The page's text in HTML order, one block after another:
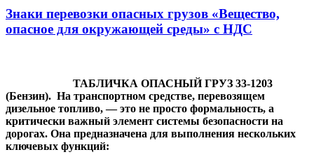
Знаки перевозки опасных грузов «Вещество,
опасное для окружающей среды» с НДС
ТАБЛИЧКА ОПАСНЫЙ ГРУЗ 33-1203
(Бензин). На транспортном средстве, перевозящем
дизельное топливо, — это не просто формальность, а
критически важный элемент системы безопасности на
дорогах. Она предназначена для выполнения нескольких
ключевых функций: